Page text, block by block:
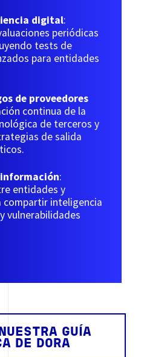
digital:
periódicas
tests de
para entidades
de proveedores
continua de la
de terceros y
de salida
:
entidades y
compartir inteligencia
vulnerabilidades
GUÍA
DE DORA